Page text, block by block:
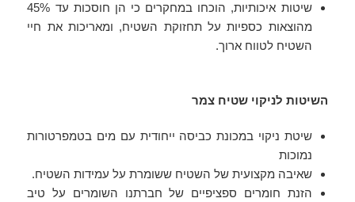
שיטות איכותיות, הוכחו במחקרים כי הן חוסכות עד 45%
מהוצאות כספיות על תחזוקת השטיח, ומאריכות את חיי
השטיח לטווח ארוך.
השיטות לניקוי שטיח צמר
שיטת ניקוי במכונת כביסה ייחודית עם מים בטמפרטורות
נמוכות
שאיבה מקצועית של השטיח ששומרת על עמידות השטיח.
הזנת חומרים ספציפיים של חברתנו השומרים על טיב